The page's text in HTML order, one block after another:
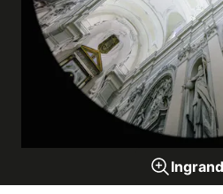
Elementi
Architetti e
Gallerie a